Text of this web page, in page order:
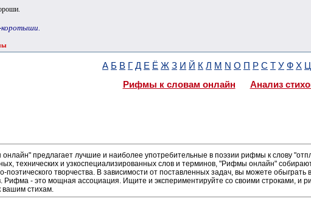
А Б В Г Д Е Ё Ж З И Й К Л М N О П Р С Т У Ф Х Ц
Рифмы к словам онлайн
Анализ
предлагает лучшие и наиболее употребительные в поэзии рифмы к слову
технических и узкоспециализированных слов и терминов, "Рифмы онлайн"
поэтического творчества. В зависимости от поставленных задач, вы можете
- это мощная ассоциация. Ищите и экспериментируйте со своими строками, и
вашим стихам.